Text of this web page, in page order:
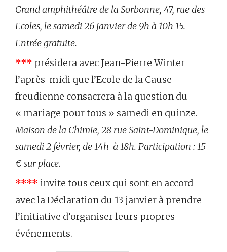
Grand amphithéâtre de la Sorbonne, 47, rue des
Ecoles, le samedi 26 janvier de 9h à 10h 15.
Entrée gratuite.
*** présidera avec Jean-Pierre Winter
l’après-midi que l’Ecole de la Cause
freudienne consacrera à la question du
« mariage pour tous » samedi en quinze.
Maison de la Chimie, 28 rue Saint-Dominique, le
samedi 2 février, de 14h à 18h. Participation : 15
€ sur place.
**** invite tous ceux qui sont en accord
avec la Déclaration du 13 janvier à prendre
l’initiative d’organiser leurs propres
événements.